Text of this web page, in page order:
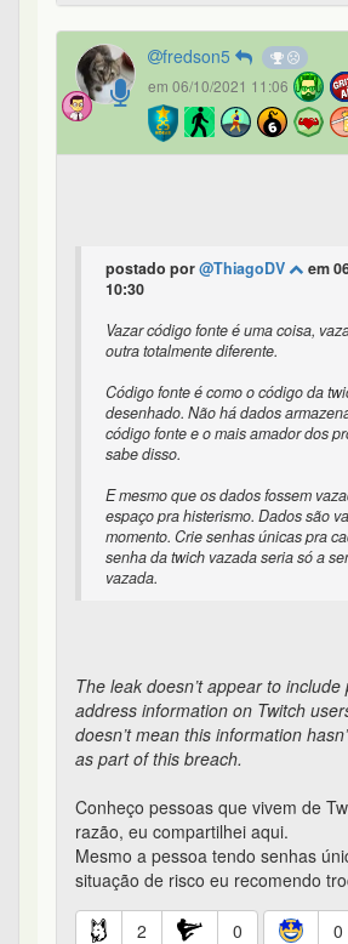
fredson5
em 06/10/2021 11:06
postado por@ThiagoDV
em
10:30
Vazar código fonte é uma coisa,
outra totalmente diferente.
Código fonte é como o código da
desenhado. Não há dados
código fonte e o mais amador dos
sabe disso.
E mesmo que os dados fossem
espaço pra histerismo. Dados são
momento. Crie senhas únicas pra
senha da twich vazada seria só a
vazada.
The leak doesn’t appear to
address information on Twitch
doesn’t mean this information
as part of this breach.
Conheço pessoas que vivem de
razão, eu compartilhei aqui.
Mesmo a pessoa tendo senhas
situação de risco eu recomendo
2 0 0